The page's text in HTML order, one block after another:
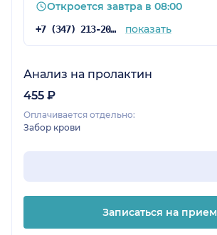
Откроется завтра в 08:00
+7 (347) 213-20-62 показать
Анализ на пролактин
455 ₽
Оплачивается отдельно:
Забор крови
Записаться на прием